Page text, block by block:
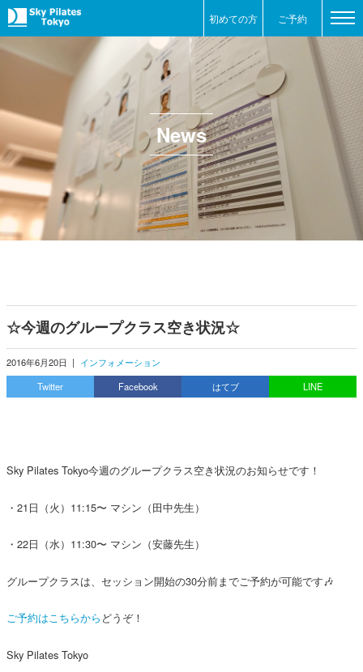
初めての方 ご予約
News
☆今週のグループクラス空き状況☆
2016年6月20日 | インフォメーション
Twitter
Facebook はてブ LINE
Sky Pilates Tokyo今週のグループクラス空き状況のお知らせです！
・21日（火）11:15〜 マシン（田中先生）
・22日（水）11:30〜 マシン（安藤先生）
グループクラスは、セッション開始の30分前までご予約が可能です🎶
ご予約はこちらから どうぞ！
Sky Pilates Tokyo